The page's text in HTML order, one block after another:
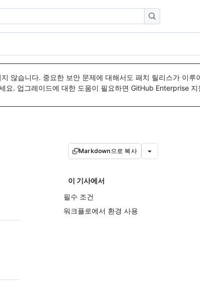
않습니다. 중요한 보안 문제에 대해서도 패치 릴리스가 이루
요. 업그레이드에 대한 도움이 필요하면 GitHub Enterprise 지
Markdown으로 복사
이 기사에서
필수 조건
워크플로에서 환경 사용